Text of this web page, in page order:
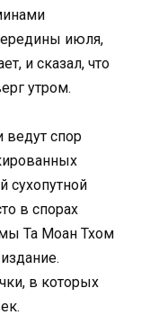
июля,
и сказал, что
утром.
ведут спор
сухопутной
в спорах
Та Моан Тхом
в которых